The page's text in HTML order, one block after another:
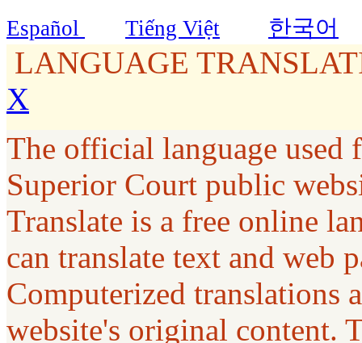
Español Tiếng Việt 한국어
LANGUAGE
X
The official language used
Superior Court public
Translate is a free online
can translate text and web
Computerized translations
website's original content.